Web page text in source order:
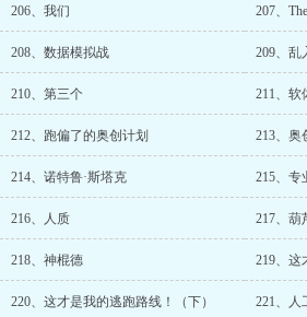
206、我们 207、
208、数据模拟战 209、乱
210、第三个 211、软
212、跑偏了的奥创计划 213、奥
214、诺特鲁·斯塔克 215、专
216、人质 217、葫
218、神棍德 219、这
220、这才是我的逃跑路线！（下） 221、人